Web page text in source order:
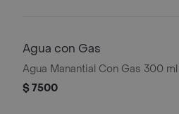
Agua con Gas
Agua Manantial Con Gas 300 ml
$ 7500